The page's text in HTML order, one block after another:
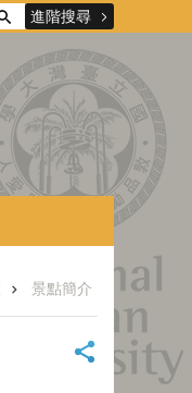
進階搜尋
景點簡介